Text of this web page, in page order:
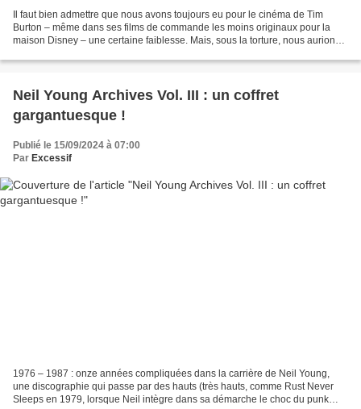
Il faut bien admettre que nous avons toujours eu pour le cinéma de Tim
Burton – même dans ses films de commande les moins originaux pour la
maison Disney – une certaine faiblesse. Mais, sous la torture, nous aurions
Neil Young Archives Vol. III : un coffret
gargantuesque !
Publié le 15/09/2024 à 07:00
Par Excessif
1976 – 1987 : onze années compliquées dans la carrière de Neil Young,
une discographie qui passe par des hauts (très hauts, comme Rust Never
Sleeps en 1979, lorsque Neil intègre dans sa démarche le choc du punk